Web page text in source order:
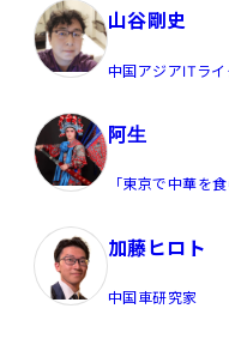
山谷剛史
中国アジアITライ
阿生
「東京で中華を食
加藤ヒロト
中国車研究家